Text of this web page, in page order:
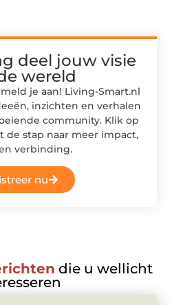
deel jouw visie
wereld
je aan! Living-Smart.nl
inzichten en verhalen
community. Klik op
de stap naar meer impact,
verbinding.
nu
die u wellicht